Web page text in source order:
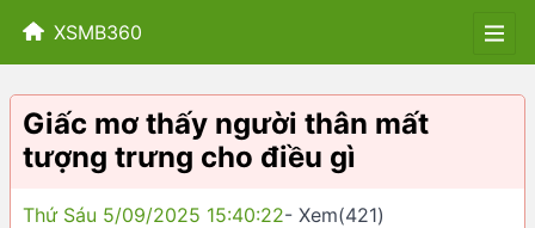
XSMB360
Giấc mơ thấy người thân mất
tượng trưng cho điều gì
Thứ Sáu 5/09/2025 15:40:22- Xem(421)